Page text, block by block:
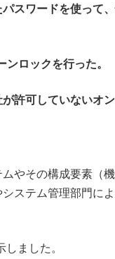
スワードを使って
ロックを行った。
許可していないオ
やその構成要素（
ステム管理部門に
ました。